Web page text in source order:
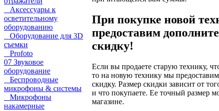
Аксессуары к
осветительному
оборудованию
Оборудование для 3D
съемки
Profoto
07 Звуковое
оборудование
Беспроводные
микрофоны & системы
Микрофоны
накамерные
При покупке новой
предоставим
скидку!
Если вы продаете старую технику,
то на новую технику мы
скидку. Размер скидки зависит от
и что покупаете. Ее точный размер
магазине.